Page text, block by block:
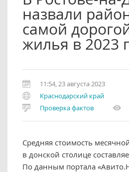
назвали
самой
жилья в 2023
11:54, 23 августа 2023
Краснодарский край
Проверка фактов
Средняя стоимость
в донской столице
По данным портала